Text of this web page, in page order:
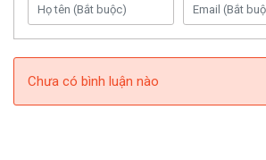
Chưa có bình luận nào